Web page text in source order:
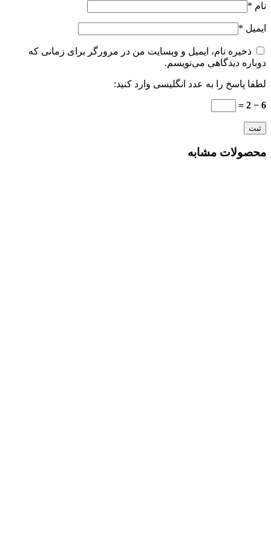
نام *
ایمیل *
ذخیره نام، ایمیل و وبسایت من در مرورگر برای زمانی که
دوباره دیدگاهی می‌نویسم.
لطفا پاسخ را به عدد انگلیسی وارد کنید:
6 − 2 =
محصولات مشابه